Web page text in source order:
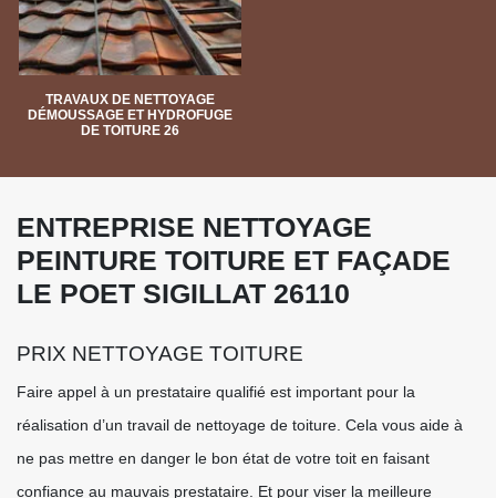
TRAVAUX DE NETTOYAGE
DÉMOUSSAGE ET HYDROFUGE
DE TOITURE 26
ENTREPRISE NETTOYAGE
PEINTURE TOITURE ET FAÇADE
LE POET SIGILLAT 26110
PRIX NETTOYAGE TOITURE
Faire appel à un prestataire qualifié est important pour la
réalisation d’un travail de nettoyage de toiture. Cela vous aide à
ne pas mettre en danger le bon état de votre toit en faisant
confiance au mauvais prestataire. Et pour viser la meilleure